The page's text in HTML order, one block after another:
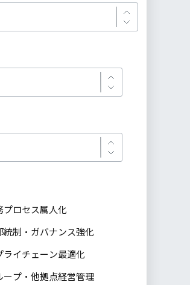
プロセス属人化
統制・ガバナンス強化
ライチェーン最適化
ープ・他拠点経営管理